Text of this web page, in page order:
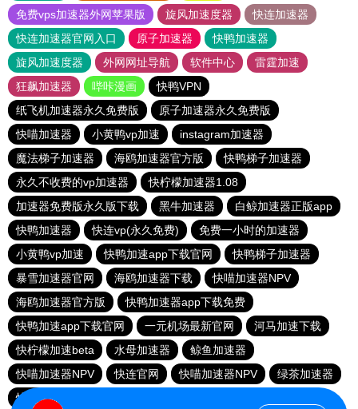
免费vps加速器外网苹果版
旋风加速度器
快连加速器
快连加速器官网入口
原子加速器
快鸭加速器
旋风加速度器
外网网址导航 软件中心
雷霆加速
狂飙加速器
哔咔漫画
快鸭VPN
纸飞机加速器永久免费版
原子加速器永久免费版
快喵加速器
小黄鸭vp加速
instagram加速器
魔法梯子加速器
海鸥加速器官方版
快鸭梯子加速器
永久不收费的vp加速器
快柠檬加速器1.08
加速器免费版永久版下载
黑牛加速器
白鲸加速器正版app
快鸭加速器
快连vp(永久免费)
免费一小时的加速器
小黄鸭vp加速
快鸭加速app下载官网
快鸭梯子加速器
暴雪加速器官网
海鸥加速器下载
快喵加速器NPV
海鸥加速器官方版
快鸭加速器app下载免费
快鸭加速app下载官网
一元机场最新官网
河马加速下载
快柠檬加速beta
水母加速器
鲸鱼加速器
快喵加速器NPV
快连官网 快喵加速器NPV
绿茶加速器
快鸭加速器